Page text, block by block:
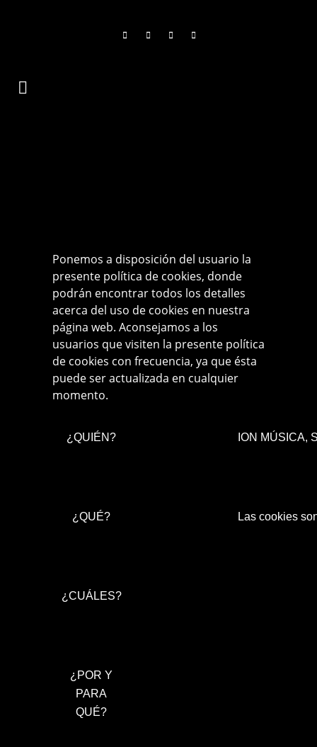
Ponemos a disposición del usuario la
presente política de cookies, donde
podrán encontrar todos los detalles
acerca del uso de cookies en nuestra
página web. Aconsejamos a los
usuarios que visiten la presente política
de cookies con frecuencia, ya que ésta
puede ser actualizada en cualquier
momento.
¿QUIÉN? ION MÚSICA,
¿QUÉ? Las cookies
¿CUÁLES?
¿POR Y
PARA
QUÉ?